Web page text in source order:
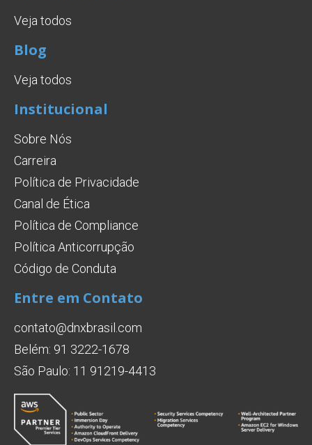
Veja todos
Blog
Veja todos
Institucional
Sobre Nós
Carreira
Política de Privacidade
Canal de Ética
Política de Compliance
Política Anticorrupção
Código de Conduta
Entre em Contato
contato@dnxbrasil.com
Belém: 91 3222-1678
São Paulo: 11 91219-4413